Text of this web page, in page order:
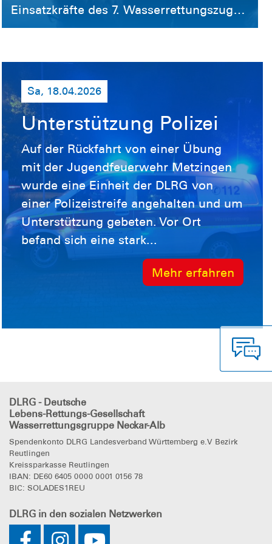
praktische Erfa ...
Einsatzkräfte des 7. Wasserrettungszug
Baden-Württemberg der DLRG
der Feuerwehr und des Technischen
Hilfswerks (THW) erhielten sie eine
besondere Ehrung für ihren Einsatz
während der Hochwasserlage an
Pfingsten 2024 – insbesondere jene, die
über 24 Stunden ununterbrochen im
Einsatz waren. Anerkennung für den
Hochwassereinsatz 2024 Die schweren
Unwetter im Sommer 2024 trafen große
Teile von Baden-Württemberg und
Bayern. Auch der 7. Wasserrettungszug –
bestehend aus den DLRG-Teileinheiten
Reutlingen und Ulm – war über viele
Helfer unterstützten unter schwierige ...
Sa, 18.04.2026
Unterstützung Polizei
Auf der Rückfahrt von einer Übung
mit der Jugendfeuerwehr Metzingen
wurde eine Einheit der DLRG von
einer Polizeistreife angehalten und um
Unterstützung gebeten. Vor Ort
befand sich eine stark...
Mehr erfahren
DLRG - Deutsche
Lebens-Rettungs-Gesellschaft
Wasserrettungsgruppe Neckar-Alb
Spendenkonto DLRG Landesverband Württemberg e.V Bezirk
Reutlingen
Kreissparkasse Reutlingen
IBAN: DE60 6405 0000 0001 0156 78
BIC: SOLADES1REU
DLRG in den sozialen Netzwerken